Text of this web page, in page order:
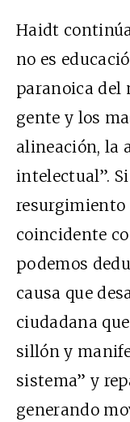
Haidt
no es
paranoica del
gente y los
alineación, la
intelectual”.
resurgimiento
coincidente
podemos
causa que
ciudadana
sillón y
sistema” y
generando